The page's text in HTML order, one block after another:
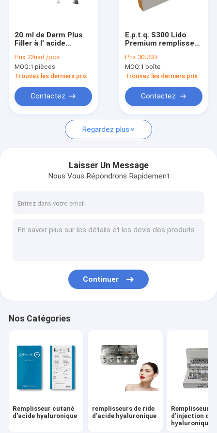
Nouvelles
Demandez une citation
remplisseurs de ride d'acide hyaluronique
Remplisseur d'injection d'acide hyaluronique
Fils de PDO PCL PLLA
Peptide de protéine d'or
Gel de serrage femelle
Kit de rabotage de Derma
Aiguille micro de canule
20 ml de Derm Plus
Filler à l' acide
injection de l'
agrandissement
mammaire
Prix:22usd /pcs
MOQ:1 pièces
Trouvez les derniers prix
Contactez
E.p.t.q. S300 Lido
Premium remplisseur
Prix:30USD
MOQ:1 boîte
Trouvez les derniers prix
Contactez
Regardez plus
Laisser Un Message
Nous Vous Répondrons Rapidement
Continuer
Nos Catégories
Remplisseur cutané
d'acide hyaluronique
remplisseurs de ride
d'acide hyaluronique
Remplisseur
d'injection
hyaluronique